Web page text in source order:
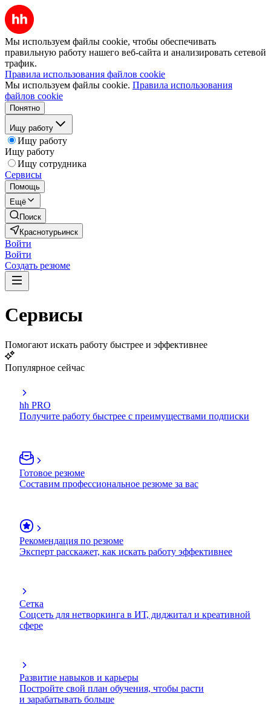
Мы используем файлы cookie, чтобы обеспечивать
правильную работу нашего веб-сайта и анализировать сетевой
трафик.
Правила использования файлов cookie
Мы используем файлы cookie. Правила использования
файлов cookie
Понятно
Ищу работу
Ищу работу
Ищу работу
Ищу сотрудника
Сервисы
Помощь
Ещё
Поиск
Краснотурьинск
Войти
Войти
Создать резюме
Сервисы
Помогают искать работу быстрее и эффективнее
Популярное сейчас
hh PRO
Получите работу быстрее с преимуществами подписки
Готовое резюме
Составим профессиональное резюме за вас
Рекомендация по резюме
Эксперт расскажет, как искать работу эффективнее
Сетка
Соцсеть для нетворкинга в ИТ, диджитал и креативной
сфере
Развитие навыков и карьеры
Постройте свой план обучения, чтобы расти
и зарабатывать больше